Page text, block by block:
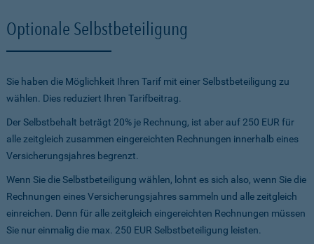
Optionale Selbstbeteiligung
Sie haben die Möglichkeit Ihren Tarif mit einer Selbstbeteiligung zu
wählen. Dies reduziert Ihren Tarifbeitrag.
Der Selbstbehalt beträgt 20% je Rechnung, ist aber auf 250 EUR für
alle zeitgleich zusammen eingereichten Rechnungen innerhalb eines
Versicherungsjahres begrenzt.
Wenn Sie die Selbstbeteiligung wählen, lohnt es sich also, wenn Sie die
Rechnungen eines Versicherungsjahres sammeln und alle zeitgleich
einreichen. Denn für alle zeitgleich eingereichten Rechnungen müssen
Sie nur einmalig die max. 250 EUR Selbstbeteiligung leisten.